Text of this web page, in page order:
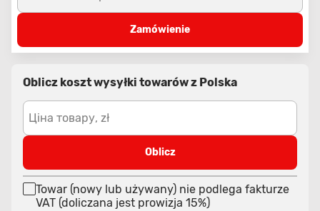
Zamówienie
Oblicz koszt wysyłki towarów z Polska
Ціна товару, zł
Oblicz
Towar (nowy lub używany) nie podlega fakturze
VAT (doliczana jest prowizja 15%)